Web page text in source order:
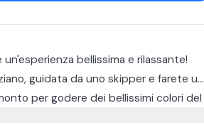
bellissima e rilassante!
guidata da uno skipper e farete un
per godere dei bellissimi colori del
dell'ottimo Franciacorta.